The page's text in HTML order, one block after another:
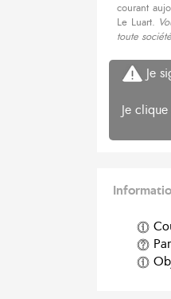
courant
Le Luart.
toute
Je
Je clique